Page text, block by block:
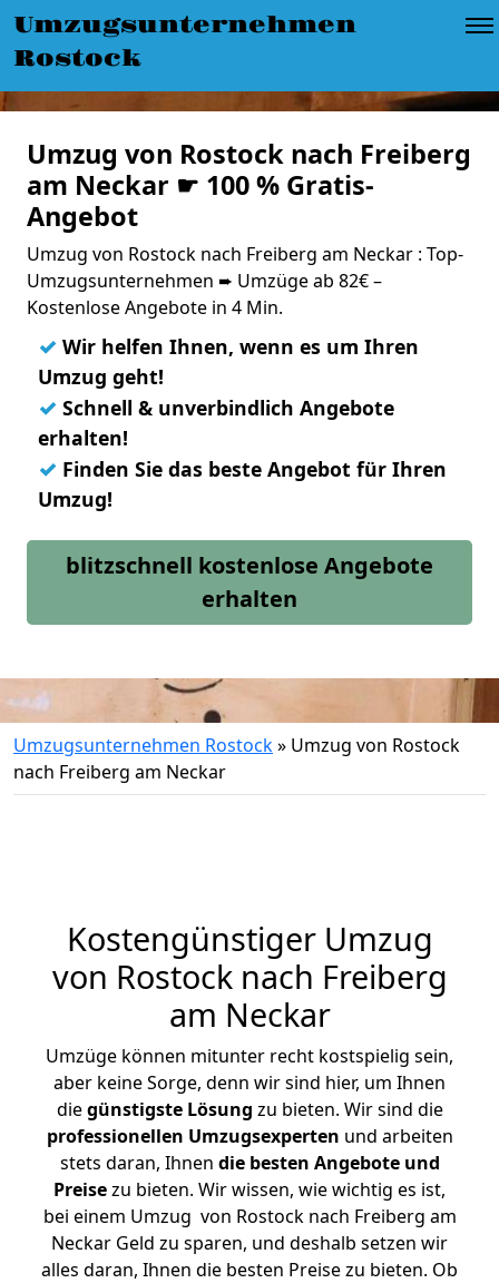
Umzugsunternehmen
Rostock
Umzug von Rostock nach Freiberg
am Neckar ☛ 100 % Gratis-
Angebot
Umzug von Rostock nach Freiberg am Neckar : Top-
Umzugsunternehmen ➨ Umzüge ab 82€ –
Kostenlose Angebote in 4 Min.
✓ Wir helfen Ihnen, wenn es um Ihren
Umzug geht!
✓ Schnell & unverbindlich Angebote
erhalten!
✓ Finden Sie das beste Angebot für Ihren
Umzug!
blitzschnell kostenlose Angebote
erhalten
Umzugsunternehmen Rostock» Umzug von Rostock
nach Freiberg am Neckar
Kostengünstiger Umzug
von Rostock nach Freiberg
am Neckar
Umzüge können mitunter recht kostspielig sein,
aber keine Sorge, denn wir sind hier, um Ihnen
diegünstigste Lösung zu bieten. Wir sind die
professionellen Umzugsexperten und arbeiten
stets daran, Ihnen die besten Angebote und
Preisezu bieten. Wir wissen, wie wichtig es ist,
bei einem Umzug von Rostock nach Freiberg am
Neckar Geld zu sparen, und deshalb setzen wir
alles daran, Ihnen die besten Preise zu bieten. Ob